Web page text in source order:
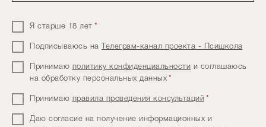
Я старше 18 лет *
Подписываюсь на Телеграм-канал проекта - Псишкола
Принимаю политику конфиденциальности и соглашаюсь
на обработку персональных данных *
Принимаю правила проведения консультаций *
Даю согласие на получение информационных и